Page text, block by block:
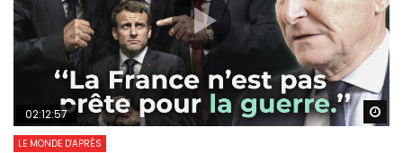
02:12:57
LE MONDE D'APRÈS